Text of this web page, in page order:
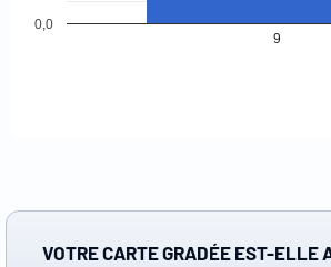
9
0,0
VOTRE CARTE GRADÉE EST-ELLE